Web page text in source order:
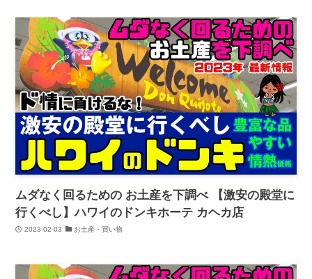
ムダなく回るための お土産を下調べ 【激安の殿堂に
行くべし】ハワイのドンキホーテ カヘカ店
2023-02-03 お土産・買い物